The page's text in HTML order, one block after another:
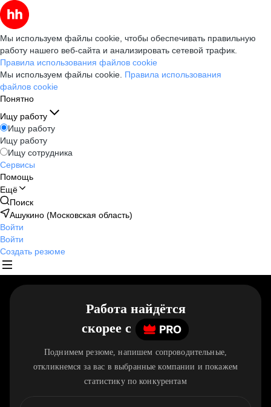
Мы используем файлы cookie, чтобы обеспечивать правильную
работу нашего веб-сайта и анализировать сетевой трафик.
Правила использования файлов cookie
Мы используем файлы cookie. Правила использования
файлов cookie
Понятно
Ищу работу
Ищу работу
Ищу работу
Ищу сотрудника
Сервисы
Помощь
Ещё
Поиск
Ашукино (Московская область)
Войти
Войти
Создать резюме
Работа найдётся
скорее c
Поднимем резюме, напишем сопроводительные,
откликнемся за вас в выбранные компании и покажем
статистику по конкурентам